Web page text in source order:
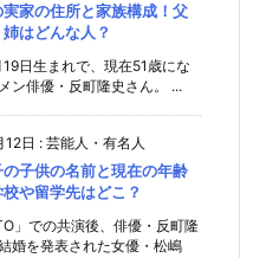
実家の住所と家族構成！父
はどんな人？
日生まれで、現在51歳にな
ン俳優・反町隆史さん。 ...
12日 : 芸能人・有名人
子供の名前と現在の年齢
や留学先はどこ？
」での共演後、俳優・反町隆
婚を発表された女優・松嶋